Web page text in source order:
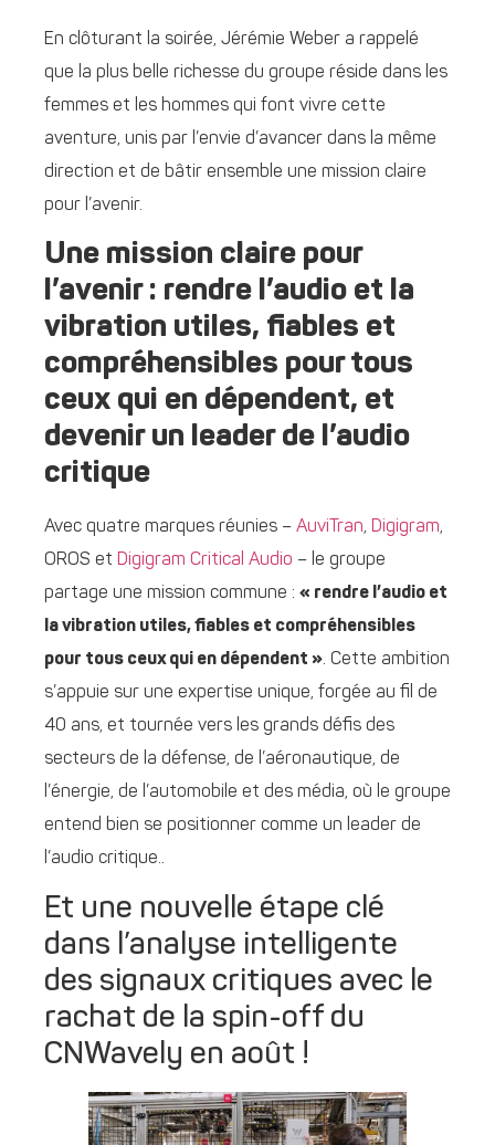
En clôturant la soirée, Jérémie Weber a rappelé
que la plus belle richesse du groupe réside dans les
femmes et les hommes qui font vivre cette
aventure, unis par l’envie d’avancer dans la même
direction et de bâtir ensemble une mission claire
pour l’avenir.
Une mission claire pour
l’avenir : rendre l’audio et la
vibration utiles, fiables et
compréhensibles pour tous
ceux qui en dépendent, et
devenir un leader de l’audio
critique
Avec quatre marques réunies – AuviTran, Digigram,
OROS et Digigram Critical Audio – le groupe
partage une mission commune : « rendre l’audio et
la vibration utiles, fiables et compréhensibles
pour tous ceux qui en dépendent ». Cette ambition
s’appuie sur une expertise unique, forgée au fil de
40 ans, et tournée vers les grands défis des
secteurs de la défense, de l’aéronautique, de
l’énergie, de l’automobile et des média, où le groupe
entend bien se positionner comme un leader de
l’audio critique..
Et une nouvelle étape clé
dans l’analyse intelligente
des signaux critiques avec le
rachat de la spin-off du
CNWavely en août !